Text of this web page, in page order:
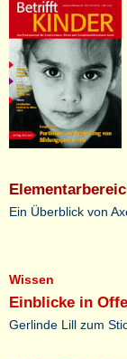
Ein Überblick von
Wissen
Einblicke in
Gerlinde Lill zum